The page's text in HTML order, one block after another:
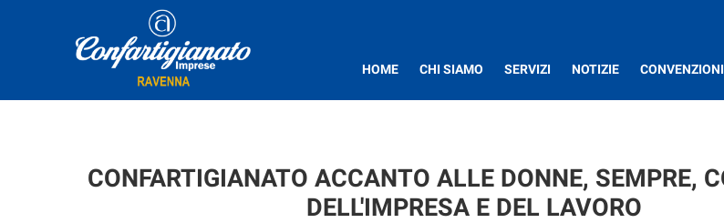
HOME CHI SIAMO SERVIZI NOTIZIE CONVENZIONI
CONFARTIGIANATO ACCANTO ALLE DONNE, SEMPRE,
DELL'IMPRESA E DEL LAVORO